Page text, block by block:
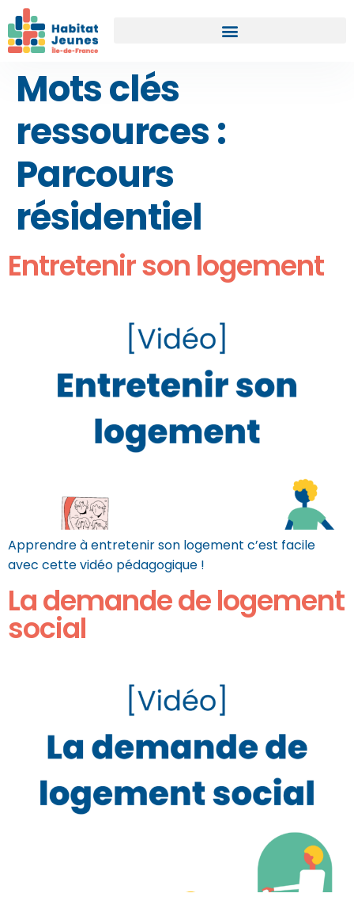
Mots clés
ressources :
Parcours
résidentiel
Entretenir son logement
Apprendre à entretenir son logement c’est facile
avec cette vidéo pédagogique !
La demande de logement
social